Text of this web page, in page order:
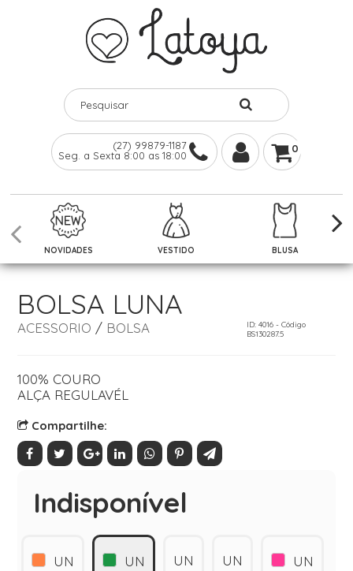
(27) 99879-1187
Seg. a Sexta 8:00 as 18:00
0
NOVIDADES VESTIDO BLUSA
BOLSA LUNA
ACESSORIO / BOLSA
ID: 4016 - Código
BS130287.5
100% COURO
ALÇA REGULAVÉL
Compartilhe:
Indisponível
UN UN UN UN UN